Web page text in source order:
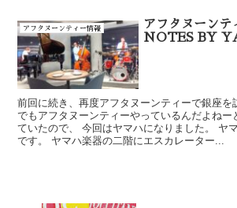
アフタヌーンティー情報
アフタヌーンテ
NOTES BY
前回に続き、再度アフタヌーンティーで銀座を
でもアフタヌーンティーやっているんだよねー
ていたので、 今回はヤマハになりました。 ヤ
です。 ヤマハ楽器の二階にエスカレーター...